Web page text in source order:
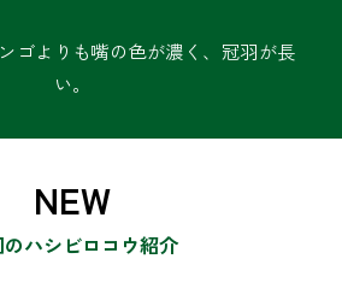
ゴよりも嘴の色が濃く、冠羽が長
い。
NEW
ハシビロコウ紹介